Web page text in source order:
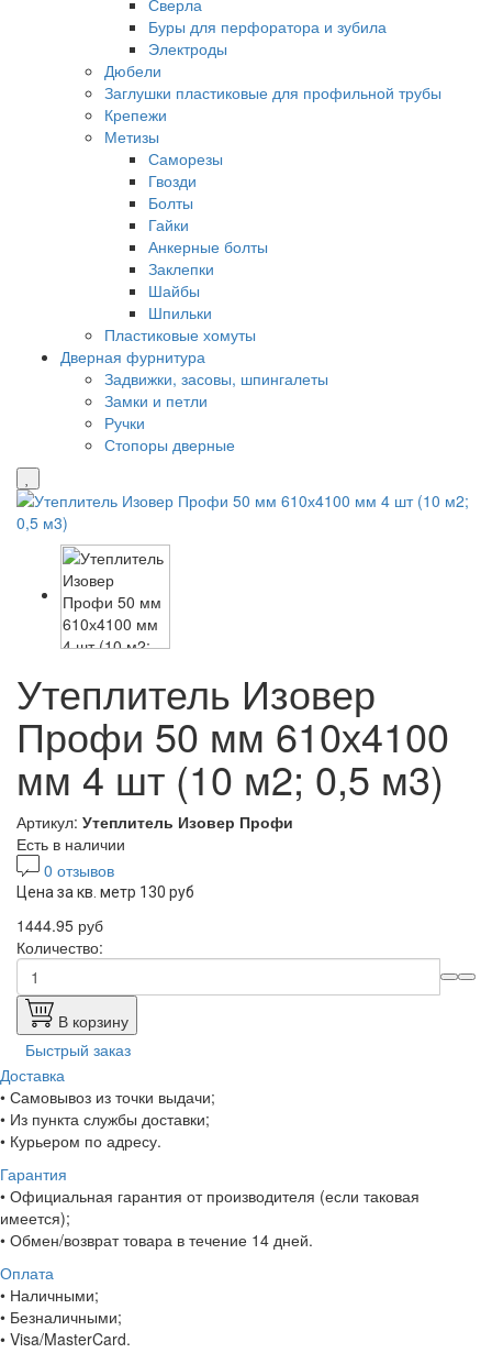
Сверла
Буры для перфоратора и зубила
Электроды
Дюбели
Заглушки пластиковые для профильной трубы
Крепежи
Метизы
Саморезы
Гвозди
Болты
Гайки
Анкерные болты
Заклепки
Шайбы
Шпильки
Пластиковые хомуты
Дверная фурнитура
Задвижки, засовы, шпингалеты
Замки и петли
Ручки
Стопоры дверные
Утеплитель Изовер
Профи 50 мм 610х4100
мм 4 шт (10 м2; 0,5 м3)
Артикул: Утеплитель Изовер Профи
Есть в наличии
0 отзывов
Цена за кв. метр 130 руб
1444.95 руб
Количество:
В корзину
Быстрый заказ
Доставка
• Самовывоз из точки выдачи;
• Из пункта службы доставки;
• Курьером по адресу.
Гарантия
• Официальная гарантия от производителя (если таковая
имеется);
• Обмен/возврат товара в течение 14 дней.
Оплата
• Наличными;
• Безналичными;
• Visa/MasterCard.